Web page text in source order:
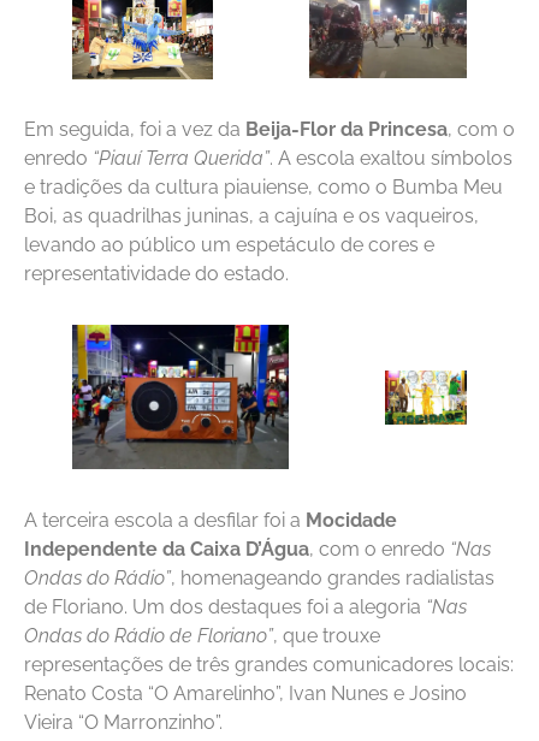
Em seguida, foi a vez da Beija-Flor da Princesa, com o
enredo “Piauí Terra Querida”. A escola exaltou símbolos
e tradições da cultura piauiense, como o Bumba Meu
Boi, as quadrilhas juninas, a cajuína e os vaqueiros,
levando ao público um espetáculo de cores e
representatividade do estado.
A terceira escola a desfilar foi a Mocidade
Independente da Caixa D’Água, com o enredo “Nas
Ondas do Rádio”, homenageando grandes radialistas
de Floriano. Um dos destaques foi a alegoria “Nas
Ondas do Rádio de Floriano”, que trouxe
representações de três grandes comunicadores locais:
Renato Costa “O Amarelinho”, Ivan Nunes e Josino
Vieira “O Marronzinho”.